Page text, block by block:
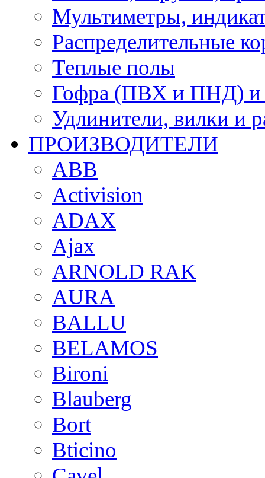
Мультиметры,
Распределительные
Теплые полы
Гофра (ПВХ и ПНД) и
Удлинители, вилки и
ПРОИЗВОДИТЕЛИ
ABB
Activision
ADAX
Ajax
ARNOLD RAK
AURA
BALLU
BELAMOS
Bironi
Blauberg
Bort
Bticino